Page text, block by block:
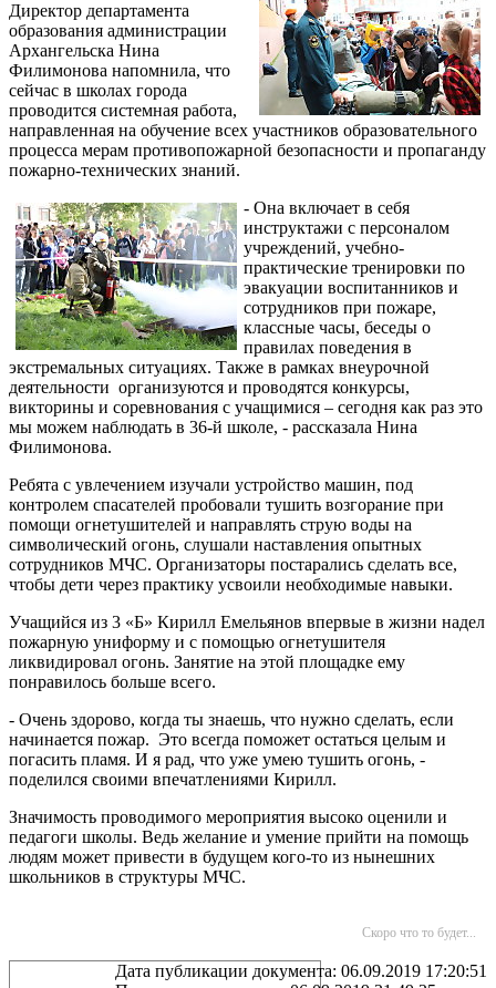
Директор департамента
образования администрации
Архангельска Нина
Филимонова напомнила, что
сейчас в школах города
проводится системная работа,
направленная на обучение всех участников образовательного
процесса мерам противопожарной безопасности и пропаганду
пожарно-технических знаний.
- Она включает в себя
инструктажи с персоналом
учреждений, учебно-
практические тренировки по
эвакуации воспитанников и
сотрудников при пожаре,
классные часы, беседы о
правилах поведения в
экстремальных ситуациях. Также в рамках внеурочной
деятельности организуются и проводятся конкурсы,
викторины и соревнования с учащимися – сегодня как раз это
мы можем наблюдать в 36-й школе, - рассказала Нина
Филимонова.
Ребята с увлечением изучали устройство машин, под
контролем спасателей пробовали тушить возгорание при
помощи огнетушителей и направлять струю воды на
символический огонь, слушали наставления опытных
сотрудников МЧС. Организаторы постарались сделать все,
чтобы дети через практику усвоили необходимые навыки.
Учащийся из 3 «Б» Кирилл Емельянов впервые в жизни надел
пожарную униформу и с помощью огнетушителя
ликвидировал огонь. Занятие на этой площадке ему
понравилось больше всего.
- Очень здорово, когда ты знаешь, что нужно сделать, если
начинается пожар. Это всегда поможет остаться целым и
погасить пламя. И я рад, что уже умею тушить огонь, -
поделился своими впечатлениями Кирилл.
Значимость проводимого мероприятия высоко оценили и
педагоги школы. Ведь желание и умение прийти на помощь
людям может привести в будущем кого-то из нынешних
школьников в структуры МЧС.
Скоро что то будет...
Дата публикации документа: 06.09.2019 17:20:51